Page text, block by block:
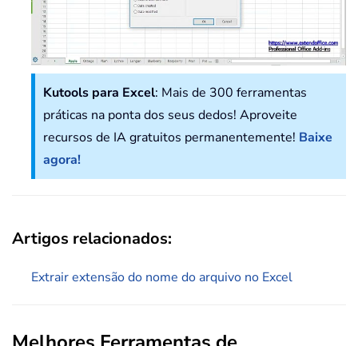
Kutools para Excel: Mais de 300 ferramentas
práticas na ponta dos seus dedos! Aproveite
recursos de IA gratuitos permanentemente! Baixe
agora!
Artigos relacionados:
Extrair extensão do nome do arquivo no Excel